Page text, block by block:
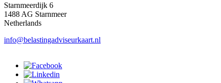
Starnmeerdijk 6
1488 AG Starnmeer
Netherlands
info@belastingadviseurkaart.nl